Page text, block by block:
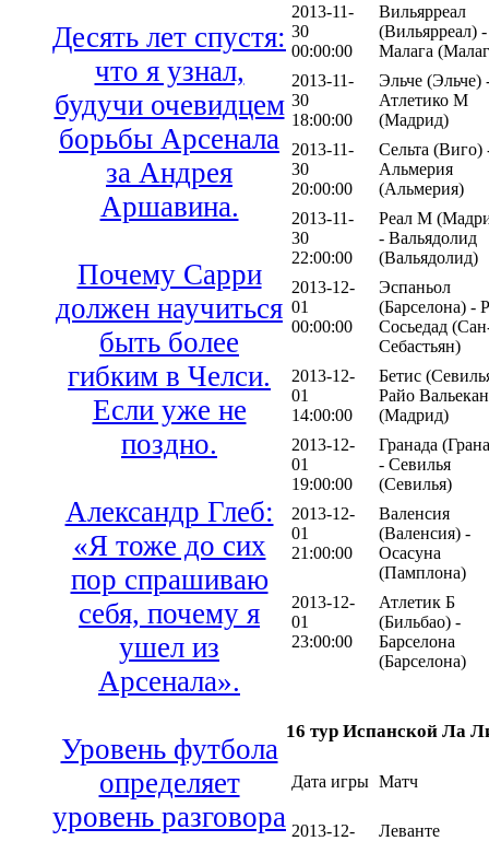
Десять лет спустя:
что я узнал,
будучи очевидцем
борьбы Арсенала
за Андрея
Аршавина.
Почему Сарри
должен научиться
быть более
гибким в Челси.
Если уже не
поздно.
Александр Глеб:
«Я тоже до сих
пор спрашиваю
себя, почему я
ушел из
Арсенала».
Уровень футбола
определяет
уровень разговора
2013-11-
30
00:00:00
Вильярреал
(Вильярреал) -
Малага
2013-11-
30
18:00:00
Эльче (Эльче)
Атлетико М
(Мадрид)
2013-11-
30
20:00:00
Сельта (Виго)
Альмерия
(Альмерия)
2013-11-
30
22:00:00
Реал М
- Вальядолид
(Вальядолид)
2013-12-
01
00:00:00
Эспаньол
(Барселона) -
Сосьедад
Себастьян)
2013-12-
01
14:00:00
Бетис
Райо
(Мадрид)
2013-12-
01
19:00:00
Гранада
- Севилья
(Севилья)
2013-12-
01
21:00:00
Валенсия
(Валенсия) -
Осасуна
(Памплона)
2013-12-
01
23:00:00
Атлетик Б
(Бильбао) -
Барселона
(Барселона)
16 тур Испанской Ла
Дата игры Матч
2013-12-
Леванте